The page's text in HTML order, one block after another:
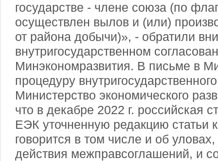
государстве - члене союза (по
осуществлен вылов и (или)
от района добычи)», - обратили
внутригосударственном
Минэкономразвития. В письме в
процедуру
Министерство экономического
что в декабре 2022 г. российская
ЕЭК уточненную редакцию статьи
говорится в том числе и об
действия межправсоглашений, и